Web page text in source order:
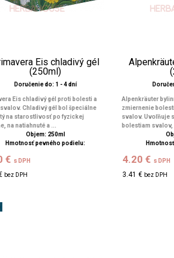
Eis chladivý gél
(250ml)
Doručenie do: 1 - 4 dní
Eis chladivý gél proti bolesti a
Chladivý gél bol špeciálne
na starostlivosť po fyzickej
na natiahnuté a ...
Objem: 250ml
Hmotnosť pevného podielu:
€ s DPH
bez DPH
Alpenkräuter
zmiernenie
svalov. Uvoľňuje
bolestiam svalov,
4.20 € s DPH
3.41 € bez DPH